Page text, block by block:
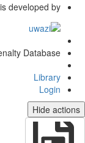
developed by
Database
Library
Login
Hide actions